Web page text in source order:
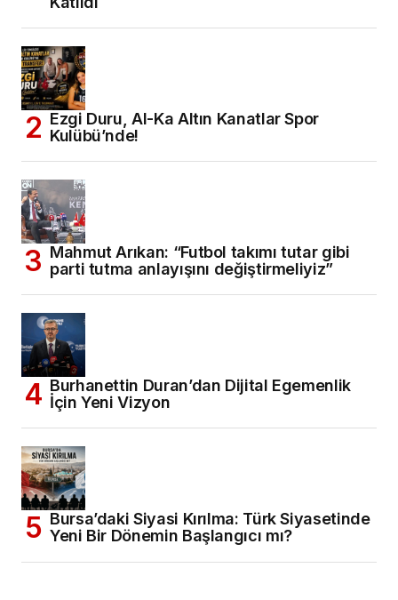
Ezgi Duru, Al-Ka Altın Kanatlar Spor
Kulübü’nde!
Mahmut Arıkan: “Futbol takımı tutar gibi
parti tutma anlayışını değiştirmeliyiz”
Burhanettin Duran’dan Dijital Egemenlik
İçin Yeni Vizyon
Bursa’daki Siyasi Kırılma: Türk Siyasetinde
Yeni Bir Dönemin Başlangıcı mı?